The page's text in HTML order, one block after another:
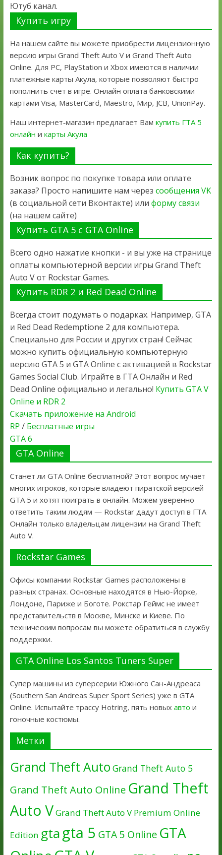
Ютуб канал.
Купить игру
На нашем сайте вы можете приобрести лицензионную
версию игры Grand Theft Auto V и Grand Theft Auto
Online. Для PC, PlayStation и Xbox имеются в наличии
платежные карты Акула, которые позволяют быстро
пополнить счет в игре. Онлайн оплата банковскими
картами Visa, MasterCard, Maestro, Мир, JCB, UnionPay.
Наш интернет-магазин предлагает Вам купить ГТА 5
онлайн и карты Акула
Как купить?
Возник вопрос по покупке товара или оплате
заказа? Просто напишите нам через сообщения VK
(в социальной сети Вконтакте) или форму связи
(на нашем сайте)
Купить GTA 5 с GTA Online
Всего одно нажатие кнопки - и вы уже на странице
оплаты компьютерной версии игры Grand Theft
Auto V от Rockstar Games.
Купить RDR 2 и Red Dead Online
Всегда стоит подумать о подарках. Например, GTA
и Red Dead Redemptione 2 для компьютера.
Специально для России и других стран! Сейчас
можно купить официальную компьютерную
версию GTA 5 и GTA Online с активацией в Rockstar
Games Social Club. Играйте в ГТА Онлайн и Red
Dead Online официально и легально! Купить GTA V
Online и RDR 2
Скачать приложение на Android
RP / Бесплатные игры
GTA 6
GTA Online
Станет ли GTA Online бесплатной? Этот вопрос мучает
многих игроков, которые владеют пиратской версией
GTA 5 и хотят поиграть в онлайн. Можем уверенно
ответить таким людям — Rockstar дадут доступ в ГТА
Онлайн только владельцам лицензии на Grand Theft
Auto V.
Rockstar Games
Офисы компании Rockstar Games расположены в
разных странах. Основные находятся в Нью-Йорке,
Лондоне, Париже и Боготе. Рокстар Геймс не имеет
представительств в Москве, Минске и Киеве. По
техническим вопросам вы можете обратиться в службу
поддержки.
GTA Online Los Santos Tuners Super
Супер машины из суперсерии Южного Сан-Андреаса
(Southern San Andreas Super Sport Series) уже в GTA
Online. Испытайте трассу Hotring, пять новых авто и
гоночные костюмы.
Метки
Grand Theft Auto Grand Theft Auto 5
Grand Theft Auto Online Grand Theft
Auto VGrand Theft Auto V Premium Online
Edition gtagta 5 GTA 5 Online GTA